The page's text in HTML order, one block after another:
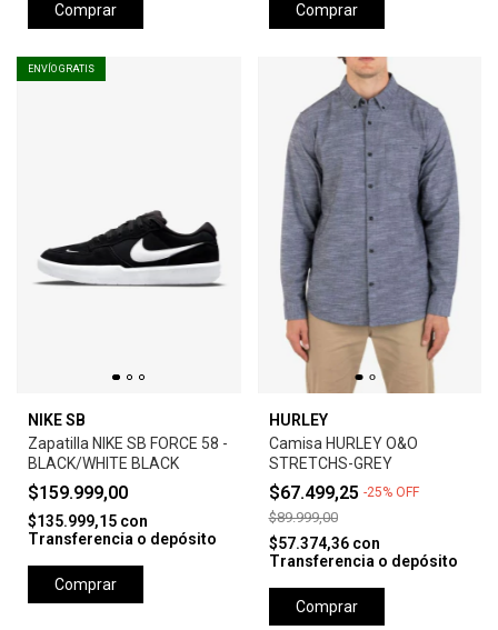
Comprar Comprar
ENVÍO GRATIS
NIKE SB
Zapatilla NIKE SB FORCE 58 -
BLACK/WHITE BLACK
$159.999,00
$135.999,15 con
Transferencia o depósito
Comprar
HURLEY
Camisa HURLEY O&O
STRETCHS-GREY
$67.499,25 -25% OFF
$89.999,00
$57.374,36 con
Transferencia o depósito
Comprar